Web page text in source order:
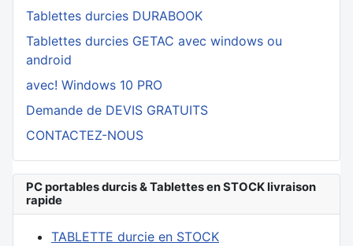
Tablettes durcies DURABOOK
Tablettes durcies GETAC avec windows ou
android
avec! Windows 10 PRO
Demande de DEVIS GRATUITS
CONTACTEZ-NOUS
PC portables durcis & Tablettes en STOCK livraison
rapide
TABLETTE durcie en STOCK